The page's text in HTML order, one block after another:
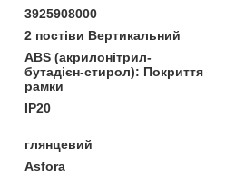
3925908000
2 постіви Вертикальний
ABS (акрилонітрил-
бутадієн-стирол): Покриття
рамки
IP20
глянцевий
Asfora